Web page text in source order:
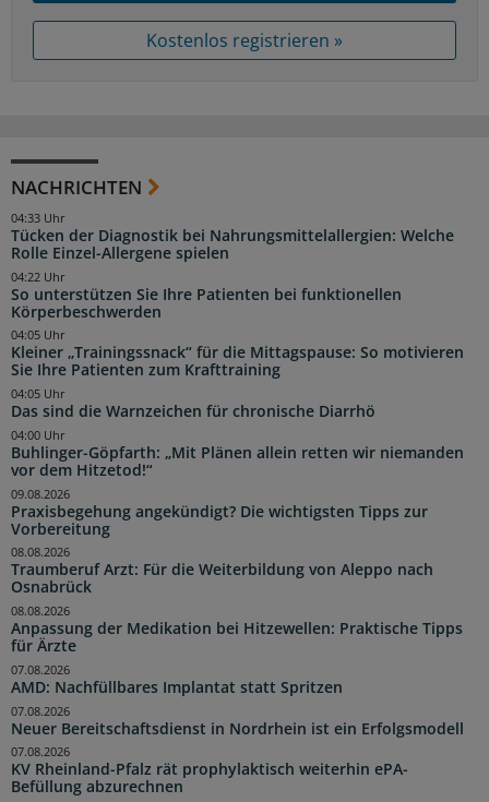
Kostenlos registrieren »
NACHRICHTEN
Tücken der Diagnostik bei Nahrungsmittelallergien: Welche
Rolle Einzel-Allergene spielen
04:33 Uhr
So unterstützen Sie Ihre Patienten bei funktionellen
Körperbeschwerden
04:22 Uhr
Kleiner „Trainingssnack“ für die Mittagspause: So motivieren
Sie Ihre Patienten zum Krafttraining
04:05 Uhr
Das sind die Warnzeichen für chronische Diarrhö
04:05 Uhr
Buhlinger-Göpfarth: „Mit Plänen allein retten wir niemanden
vor dem Hitzetod!“
04:00 Uhr
Praxisbegehung angekündigt? Die wichtigsten Tipps zur
Vorbereitung
09.08.2026
Traumberuf Arzt: Für die Weiterbildung von Aleppo nach
Osnabrück
08.08.2026
Anpassung der Medikation bei Hitzewellen: Praktische Tipps
für Ärzte
08.08.2026
AMD: Nachfüllbares Implantat statt Spritzen
07.08.2026
Neuer Bereitschaftsdienst in Nordrhein ist ein Erfolgsmodell
07.08.2026
KV Rheinland-Pfalz rät prophylaktisch weiterhin ePA-
Befüllung abzurechnen
07.08.2026